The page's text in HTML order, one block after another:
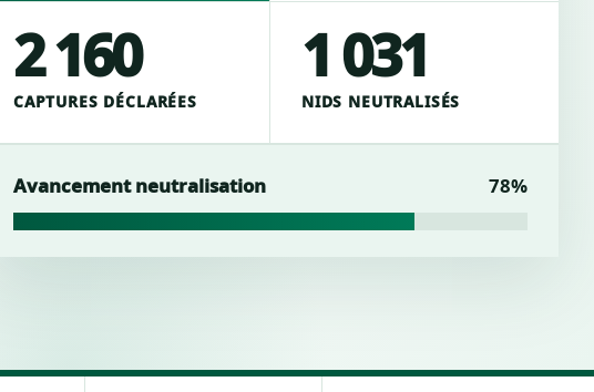
2 160
CAPTURES DÉCLARÉES
1 031
NIDS NEUTRALISÉS
Avancement neutralisation 78%